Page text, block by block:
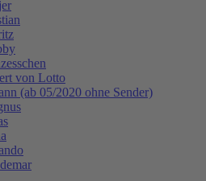
von Lotto
(ab 05/2020 ohne Sender)